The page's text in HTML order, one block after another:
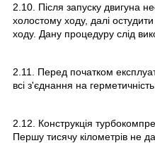
2.10. Після запуску двигуна
холостому ходу, далі
ходу. Дану процедуру слід
2.11. Перед початком
всі з'єднання на герметичність.
2.12. Конструкція
Першу тисячу кілометрів не